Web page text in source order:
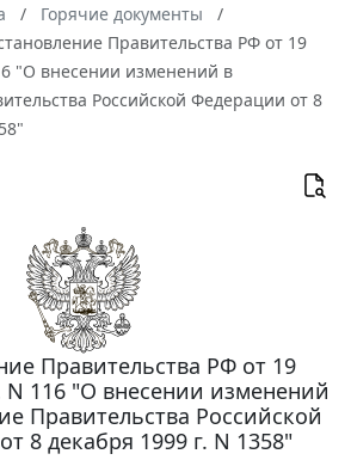
Горячие документы
Правительства РФ от 19
"О внесении изменений в
Российской Федерации от 8
Правительства РФ от 19
N 116 "О внесении изменений
Правительства Российской
8 декабря 1999 г. N 1358"